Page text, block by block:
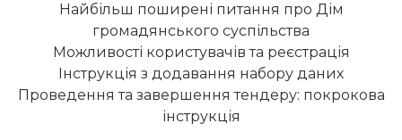
Найбільш поширені питання про Дім
громадянського суспільства
Можливості користувачів та реєстрація
Інструкція з додавання набору даних
Проведення та завершення тендеру: покрокова
інструкція